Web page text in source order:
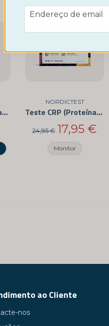
Teste de sangue nas fezes - Teste FOB
NORDICTEST
Teste CRP (Proteína C-Reativa) - Teste de Sedimentação Rápida do Sangue - Para Uso em Casa
24,95 € 17,95 €
Monitor
-28%
email
Endereço de email
ao Cliente
nos